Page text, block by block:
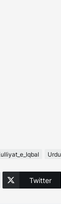
Urdu
Twitter